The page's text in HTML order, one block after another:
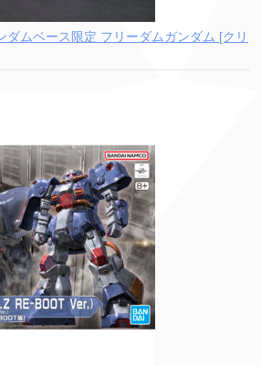
ダムベース限定 フリーダムガンダム [クリ